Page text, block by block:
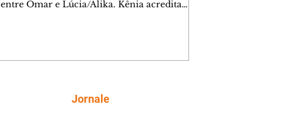
entre Omar e Lúcia/Alika. Kênia acredita
comentam sobre a possível jazida de
tungstênio na região. Virgínia provoca
Jornale